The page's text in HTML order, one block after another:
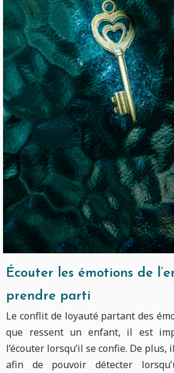
Écouter les émotions de
prendre parti
Le conflit de loyauté partant des
que ressent un enfant, il est
l’écouter lorsqu’il se confie. De
afin de pouvoir détecter